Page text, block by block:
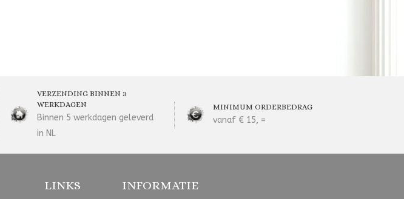
VERZENDING BINNEN 3
WERKDAGEN
Binnen 5 werkdagen geleverd
in NL
MINIMUM ORDERBEDRAG
vanaf € 15, =
LINKS INFORMATIE